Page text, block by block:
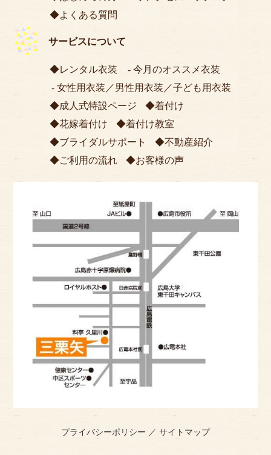
よくある質問
サービスについて
レンタル衣装
今月のオススメ衣装
女性用衣装 ／男性用衣装 ／子ども用衣装
成人式特設ページ
着付け
花嫁着付け
着付け教室
ブライダルサポート
不動産紹介
ご利用の流れ
お客様の声
プライバシーポリシー ／ サイトマップ